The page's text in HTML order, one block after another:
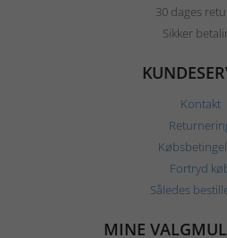
30 dages
Sikker
Kontakt
Fortryd
Således
MINE